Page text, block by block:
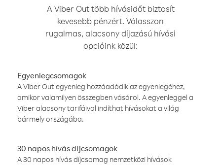
A Viber Out több hívásidőt biztosít
kevesebb pénzért. Válasszon
rugalmas, alacsony díjazású hívási
opcióink közül:
Egyenlegcsomagok
A Viber Out egyenleg hozzáadódik az egyenlegéhez,
amikor valamilyen összegben vásárol. A egyenleggel a
Viber alacsony tarifáival indíthat hívásokat a világ
bármely országába.
30 napos hívás díjcsomagok
A 30 napos hívás díjcsomag nemzetközi hívások